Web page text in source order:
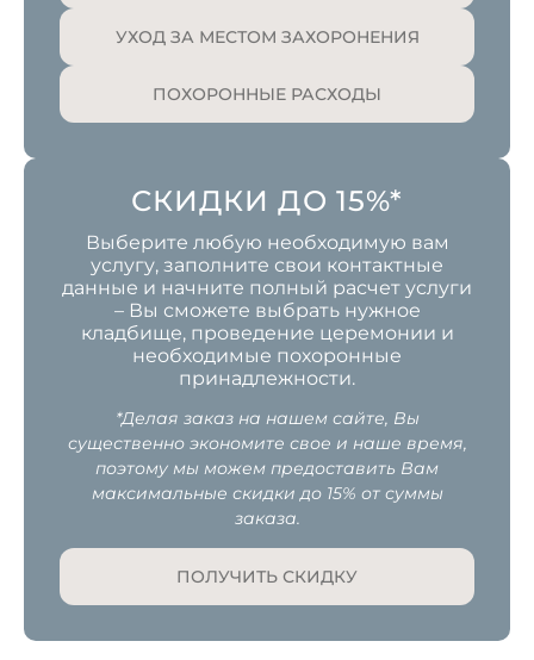
УХОД ЗА МЕСТОМ ЗАХОРОНЕНИЯ
ПОХОРОННЫЕ РАСХОДЫ
СКИДКИ ДО 15%*
Выберите любую необходимую вам
услугу, заполните свои контактные
данные и начните полный расчет услуги
– Вы сможете выбрать нужное
кладбище, проведение церемонии и
необходимые похоронные
принадлежности.
*Делая заказ на нашем сайте, Вы
существенно экономите свое и наше время,
поэтому мы можем предоставить Вам
максимальные скидки до 15% от суммы
заказа.
ПОЛУЧИТЬ СКИДКУ